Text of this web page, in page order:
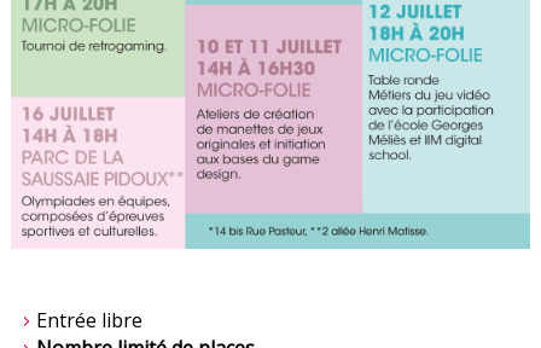
Entrée libre